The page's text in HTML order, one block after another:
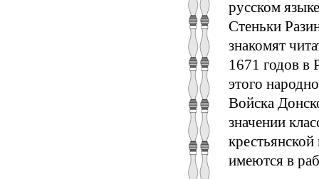
русском
Стеньки
знакомят
1671 годов в
этого
Войска
значении
имеются в